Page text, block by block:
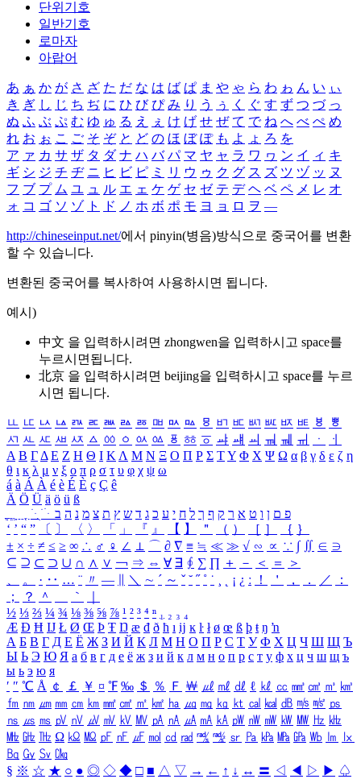
단위기호
일반기호
로마자
아랍어
あ ぁ か が さ ざ た だ な は ば ぱ ま や ゃ ら わ ゎ ん い ぃ
き ぎ し じ ち ぢ に ひ び ぴ み り う ぅ く ぐ す ず つ づ っ
ぬ ふ ぶ ぷ む ゆ ゅ る え ぇ け げ せ ぜ て で ね へ べ ぺ め
れ お ぉ こ ご そ ぞ と ど の ほ ぼ ぽ も よ ょ ろ を
ア ァ カ サ ザ タ ダ ナ ハ バ パ マ ヤ ャ ラ ワ ヮ ン イ ィ キ
ギ シ ジ チ ヂ ニ ヒ ビ ピ ミ リ ウ ゥ ク グ ス ズ ツ ヅ ッ ヌ
フ ブ プ ム ユ ュ ル エ ェ ケ ゲ セ ゼ テ デ ヘ ベ ペ メ レ オ
ォ コ ゴ ソ ゾ ト ド ノ ホ ボ ポ モ ヨ ョ ロ ヲ ―
http://chineseinput.net/에서 pinyin(병음)방식으로 중국어를 변환
할 수 있습니다.
변환된 중국어를 복사하여 사용하시면 됩니다.
예시)
中文 을 입력하시려면 zhongwen을 입력하시고 space를
누르시면됩니다.
北京 을 입력하시려면 beijing을 입력하시고 space를 누르
시면 됩니다.
ㅥ ㅦ ㅧ ㅨ ㅩ ㅪ ㅫ ㅬ ㅭ ㅮ ㅯ ㅰ ㅱ ㅲ ㅳ ㅴ ㅵ ㅶ ㅷ ㅸ
ㅹ
ㅺ ㅻ ㅼ ㅽ ㅾ ㅿ ㆀ ㆁ ㆂ ㆃ ㆄ ㆅ ㆆ ㆇ ㆈ ㆉ ㆊ ㆋ ㆌ ㆍ
ㆎ
Α Β ΓΔ Ε Ζ Η Θ Ι ΚΛ Μ Ν Ξ Ο Π Ρ Σ ΤΥ Φ Χ Ψ Ω α β γ δ ε ζ η
θ ι κ λ μ ν ξ ο π ρ σ τ υ φ χ ψ ω
á à Á À é è É È ç Ç ê
Ä Ö Ü ä ö ü ß
ִֶֹ ֻּ ׁׂ פ ם ן ו ט א ר ק ף ך ל ח י ע כ ג ד ש ץ ת צ מ נ ה ב
‘ ’ “ ” 〔 〕 〈 〉 「 」 『 』 【 】 ＂ （ ） ［ ］ ｛ ｝
± × ÷ ≠ ≤ ≥ ∞ ∴ ♂ ♀ ∠ ⊥ ⌒ ∂ ∇ ≡ ≒ ≪ ≫ √ ∽ ∝ ∵ ∫ ∬ ∈ ∋
⊆ ⊇ ⊂ ⊃ ∪ ∩ ∧ ∨ ￢ ⇒ ⇔ ∀ ∃ ∮ ∑ ∏ ＋ － ＜ ＝
＞
、
。 · ‥ … ¨ 〃 ― ＼ ∼ ´ ～ ˇ ˘ ˝ ˚ ˙ ¸ ¡ ¿ ː ！ ＇ ， ． ／
：
；
？ ＾ ｀
½ ⅓ ⅔ ¼ ¾ ⅛ ⅜ ⅝ ⅞ ¹ ² ³ ⁴ ⁿ ₁ ₂ ₃ ₄
Æ Ð Ħ Ĳ Ł Ø Œ Þ Ŧ Ŋ æ đ ð ħ ı ĳ ĸ ŀ ł ø œ ß þ ŧ ŋ ŉ
А Б В Г Д Е Ё Ж З И Й К Л М Н О П Р С Т У Ф Х Ц Ч Ш Щ Ъ
Ы Ь Э Ю Я а б в г д е ё ж з и й к л м н о п р с т у ф х ц ч ш щ ъ
ы ь э ю я
′ ″ ℃ Å ￠ ￡ ￥ ¤ ℉ ‰ ＄ ％ Ｆ ￦ ㎕ ㎖ ㎗ ℓ ㎘ ㏄ ㎣ ㎤ ㎥ ㎦
㎙ ㎚ ㎛ ㎜ ㎝ ㎞ ㎟ ㎠ ㎡ ㎢ ㏊ ㎍ ㎎ ㎏ ㏏ ㎈ ㎉ ㏈ ㎧ ㎨ ㎰
㎱ ㎲ ㎳ ㎴ ㎵ ㎶ ㎷ ㎸ ㎹ ㎀ ㎁ ㎂ ㎃ ㎄ ㎺ ㎻ ㎽ ㎾ ㎿ ㎐ ㎑
㎒ ㎓ ㎔ Ω ㏀ ㏁ ㎊ ㎋ ㎌ ㏖ ㏅ ㎭ ㎮ ㎯ ㏛ ㎩ ㎪ ㎫ ㎬ ㏝ ㏐
㏓
㏃ ㏉ ㏜ ㏆
§ ※ ☆ ★ ○ ● ◎ ◇ ◆ □ ■ △ ▽ → ← ↑ ↓ ↔ 〓 ◁ ◀ ▷ ▶ ♤